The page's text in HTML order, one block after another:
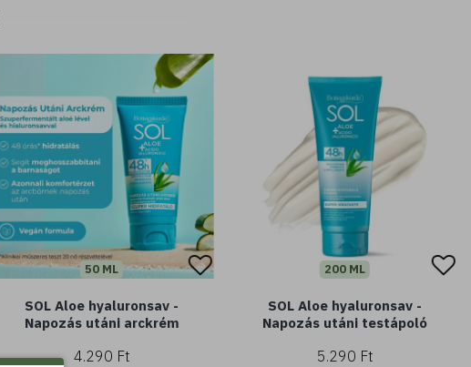
50 ML
SOL Aloe hyaluronsav -
Napozás utáni arckrém
4.290 Ft
200 ML
SOL Aloe hyaluronsav -
Napozás utáni testápoló
5.290 Ft